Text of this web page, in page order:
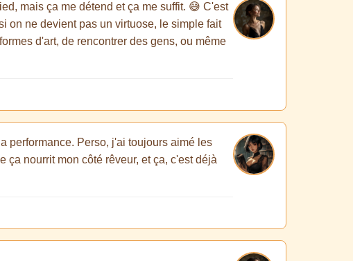
mais ça me détend et ça me suffit. 😅 C'est
on ne devient pas un virtuose, le simple fait
d'art, de rencontrer des gens, ou même
performance. Perso, j'ai toujours aimé les
ça nourrit mon côté rêveur, et ça, c'est déjà